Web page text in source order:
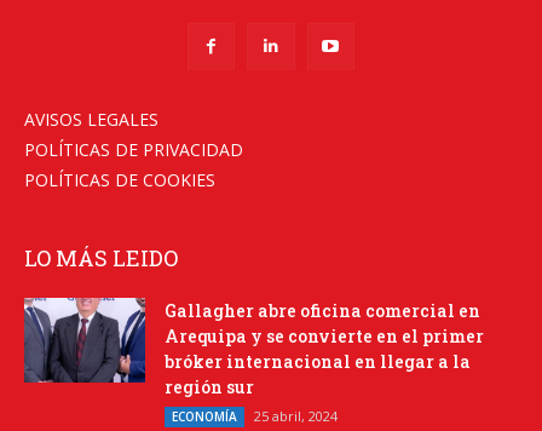
AVISOS LEGALES
POLÍTICAS DE PRIVACIDAD
POLÍTICAS DE COOKIES
LO MÁS LEIDO
Gallagher abre oficina comercial en
Arequipa y se convierte en el primer
bróker internacional en llegar a la
región sur
ECONOMÍA 25 abril, 2024